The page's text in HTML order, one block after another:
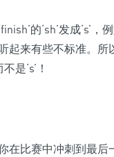
的‘sh’发成‘s’，
起来有些不标准。所
是‘s’！
在比赛中冲刺到最后